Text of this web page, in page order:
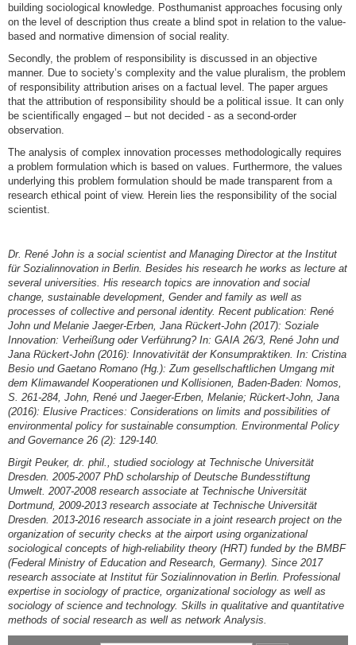
building sociological knowledge. Posthumanist approaches focusing only
on the level of description thus create a blind spot in relation to the value-
based and normative dimension of social reality.
Secondly, the problem of responsibility is discussed in an objective
manner. Due to society’s complexity and the value pluralism, the problem
of responsibility attribution arises on a factual level. The paper argues
that the attribution of responsibility should be a political issue. It can only
be scientifically engaged – but not decided - as a second-order
observation.
The analysis of complex innovation processes methodologically requires
a problem formulation which is based on values. Furthermore, the values
underlying this problem formulation should be made transparent from a
research ethical point of view. Herein lies the responsibility of the social
scientist.
Dr. René John is a social scientist and Managing Director at the Institut
für Sozialinnovation in Berlin. Besides his research he works as lecture at
several universities. His research topics are innovation and social
change, sustainable development, Gender and family as well as
processes of collective and personal identity. Recent publication: René
John und Melanie Jaeger-Erben, Jana Rückert-John (2017): Soziale
Innovation: Verheißung oder Verführung? In: GAIA 26/3, René John und
Jana Rückert-John (2016): Innovativität der Konsumpraktiken. In: Cristina
Besio und Gaetano Romano (Hg.): Zum gesellschaftlichen Umgang mit
dem Klimawandel Kooperationen und Kollisionen, Baden-Baden: Nomos,
S. 261-284, John, René und Jaeger-Erben, Melanie; Rückert-John, Jana
(2016): Elusive Practices: Considerations on limits and possibilities of
environmental policy for sustainable consumption. Environmental Policy
and Governance 26 (2): 129-140.
Birgit Peuker, dr. phil., studied sociology at Technische Universität
Dresden. 2005-2007 PhD scholarship of Deutsche Bundesstiftung
Umwelt. 2007-2008 research associate at Technische Universität
Dortmund, 2009-2013 research associate at Technische Universität
Dresden. 2013-2016 research associate in a joint research project on the
organization of security checks at the airport using organizational
sociological concepts of high-reliability theory (HRT) funded by the BMBF
(Federal Ministry of Education and Research, Germany). Since 2017
research associate at Institut für Sozialinnovation in Berlin. Professional
expertise in sociology of practice, organizational sociology as well as
sociology of science and technology. Skills in qualitative and quantitative
methods of social research as well as network Analysis.